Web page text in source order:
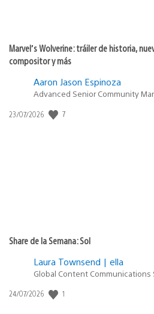
Marvel’s Wolverine: tráiler de historia,
compositor y más
Aaron Jason Espinoza
Advanced Senior Community
Fecha
23/07/2026 7
Share de la Semana: Sol
Laura Townsend | ella
Global Content Communications
Fecha
24/07/2026 1